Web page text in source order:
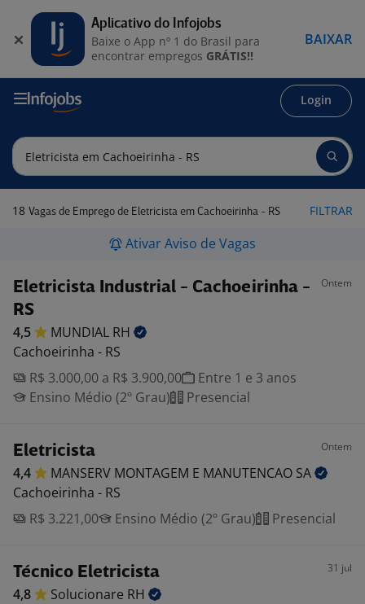
Login
18 Vagas de Emprego de Eletricista em Cachoeirinha - RS FILTRAR
Ativar Aviso de Vagas
Eletricista Industrial - Cachoeirinha -
RS
Ontem
4,5 MUNDIAL RH
Cachoeirinha - RS
R$ 3.000,00 a R$ 3.900,00
Entre 1 e 3 anos
Ensino Médio (2º Grau)
Presencial
Eletricista Ontem
4,4 MANSERV MONTAGEM E MANUTENCAO SA
Cachoeirinha - RS
R$ 3.221,00
Ensino Médio (2º Grau) Presencial
Técnico Eletricista 31 jul
4,8 Solucionare RH
Aplicativo do Infojobs
Baixe o App nº 1 do Brasil para
encontrar empregos GRÁTIS!!
BAIXAR